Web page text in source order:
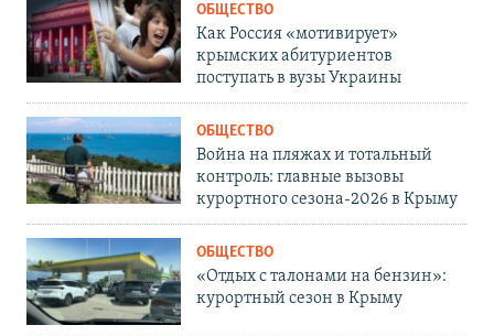
ОБЩЕСТВО
Как Россия «мотивирует»
крымских абитуриентов
поступать в вузы Украины
ОБЩЕСТВО
Война на пляжах и тотальный
контроль: главные вызовы
курортного сезона-2026 в Крыму
ОБЩЕСТВО
«Отдых с талонами на бензин»:
курортный сезон в Крыму